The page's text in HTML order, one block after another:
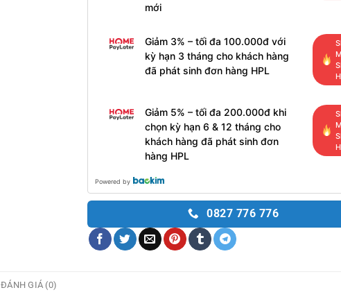
mới
Giảm 3% – tối đa 100.000đ với
kỳ hạn 3 tháng cho khách hàng
đã phát sinh đơn hàng HPL
Giảm 5% – tối đa 200.000đ khi
chọn kỳ hạn 6 & 12 tháng cho
khách hàng đã phát sinh đơn
hàng HPL
Powered by
0827 776 776
ĐÁNH GIÁ (0)